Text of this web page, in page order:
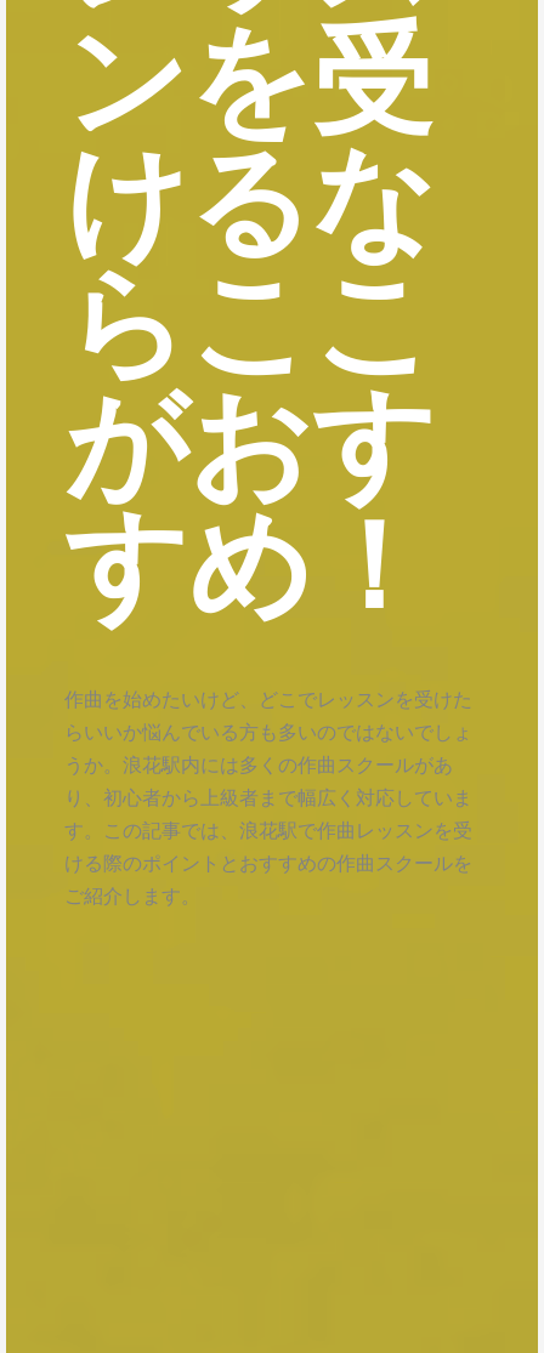
ンを受
けるな
らここ
がおす
すめ！
作曲を始めたいけど、どこでレッスンを受けた
らいいか悩んでいる方も多いのではないでしょ
うか。浪花駅内には多くの作曲スクールがあ
り、初心者から上級者まで幅広く対応していま
す。この記事では、浪花駅で作曲レッスンを受
ける際のポイントとおすすめの作曲スクールを
ご紹介します。